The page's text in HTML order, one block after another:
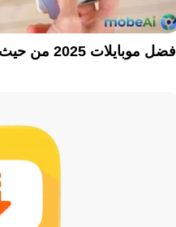
موبايلات 2025 من حيث الكاميرا: مين كسب المعركة؟